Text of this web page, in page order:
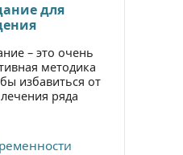
для
– это очень
методика
избавиться от
ряда